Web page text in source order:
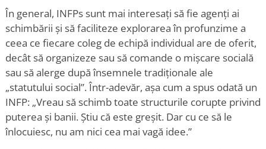
În general, INFPs sunt mai interesați să fie agenți ai
schimbării și să faciliteze explorarea în profunzime a
ceea ce fiecare coleg de echipă individual are de oferit,
decât să organizeze sau să comande o mișcare socială
sau să alerge după însemnele tradiționale ale
„statutului social”. Într-adevăr, așa cum a spus odată un
INFP: „Vreau să schimb toate structurile corupte privind
puterea și banii. Știu că este greșit. Dar cu ce să le
înlocuiesc, nu am nici cea mai vagă idee.”